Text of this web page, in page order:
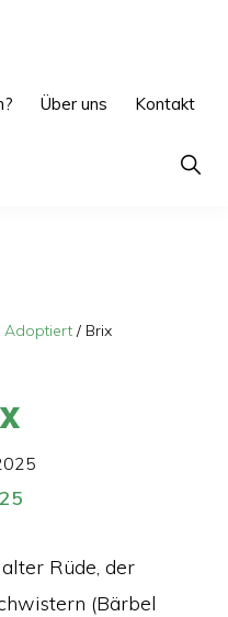
Über uns Kontakt
Show
Adoptiert / Brix
Rüde, der
(Bärbel